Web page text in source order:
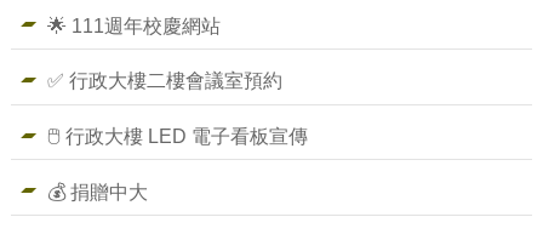
🌟 111週年校慶網站
✅ 行政大樓二樓會議室預約
🖱️ 行政大樓 LED 電子看板宣傳
💰 捐贈中大